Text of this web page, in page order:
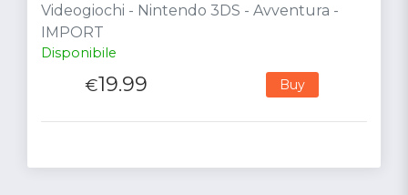
Videogiochi - Nintendo 3DS - Avventura -
IMPORT
Disponibile
€19.99 Buy